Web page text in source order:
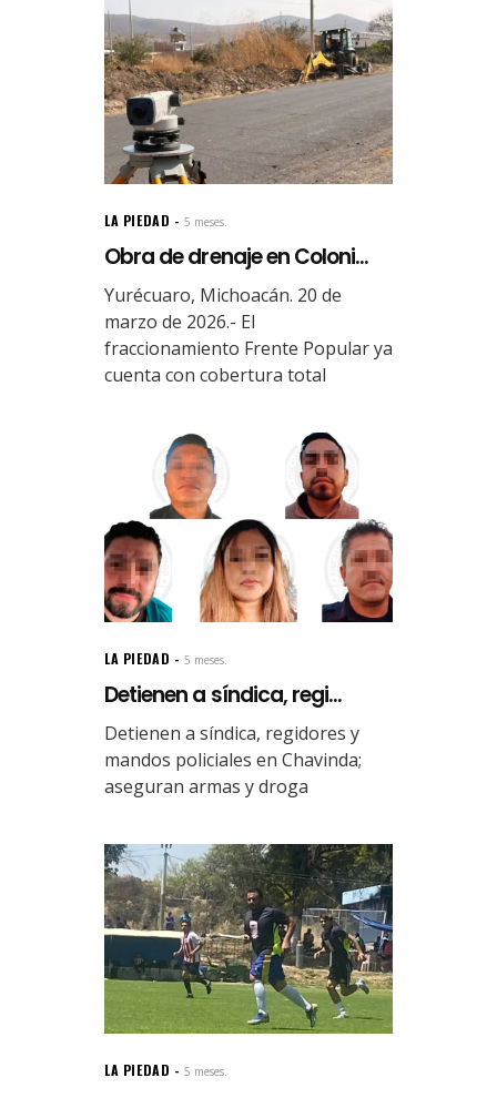
LA PIEDAD 5 meses.
Obra de drenaje en Coloni...
Yurécuaro, Michoacán. 20 de
marzo de 2026.- El
fraccionamiento Frente Popular ya
cuenta con cobertura total
LA PIEDAD 5 meses.
Detienen a síndica, regi...
Detienen a síndica, regidores y
mandos policiales en Chavinda;
aseguran armas y droga
LA PIEDAD 5 meses.